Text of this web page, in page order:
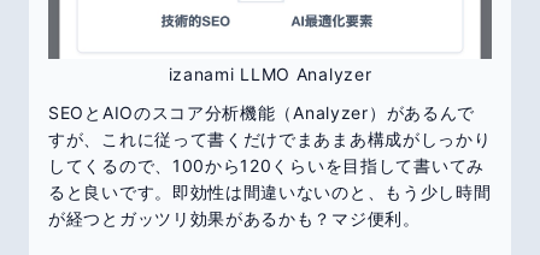
izanami LLMO Analyzer
SEOとAIOのスコア分析機能（Analyzer）があるんで
すが、これに従って書くだけでまあまあ構成がしっかり
してくるので、100から120くらいを目指して書いてみ
ると良いです。即効性は間違いないのと、もう少し時間
が経つとガッツリ効果があるかも？マジ便利。